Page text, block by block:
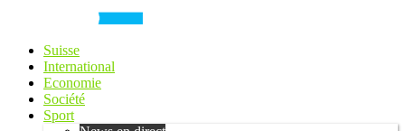
Suisse
International
Economie
Société
Sport